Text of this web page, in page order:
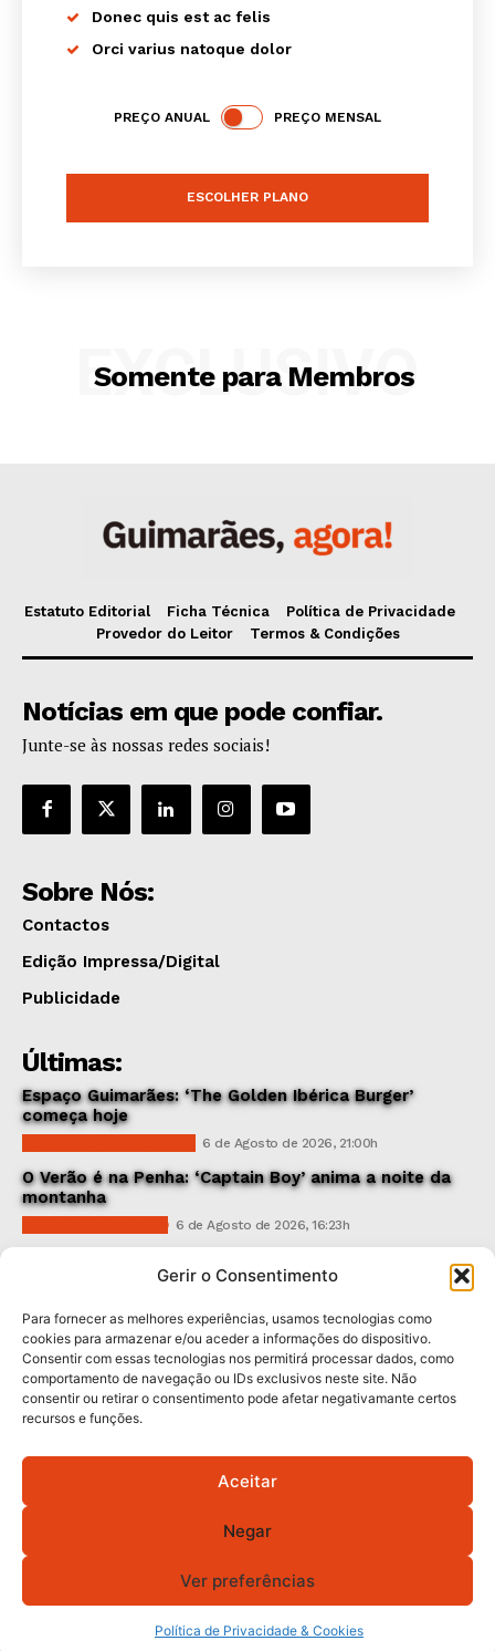
Quero ser Assinante
Gerir o Consentimento
Para fornecer as melhores experiências, usamos tecnologias como
cookies para armazenar e/ou aceder a informações do dispositivo.
Consentir com essas tecnologias nos permitirá processar dados, como
comportamento de navegação ou IDs exclusivos neste site. Não
consentir ou retirar o consentimento pode afetar negativamante certos
recursos e funções.
Aceitar
Negar
Ver preferências
Política de Privacidade & Cookies
Donec quis est ac felis
Orci varius natoque dolor
PREÇO ANUAL PREÇO MENSAL
ESCOLHER PLANO
Somente para Membros
EXCLUSIVO
Estatuto Editorial Ficha Técnica
Política de Privacidade
Provedor do Leitor
Termos & Condições
Notícias em que pode confiar.
Junte-se às nossas redes sociais!
Sobre Nós:
Contactos
Edição Impressa/Digital
Publicidade
Últimas:
Espaço Guimarães: ‘The Golden Ibérica Burger’
começa hoje
6 de Agosto de 2026, 21:00h
O Verão é na Penha: ‘Captain Boy’ anima a noite da
montanha
6 de Agosto de 2026, 16:23h
900 anos: “Nada do que vinha de trás foi colocado
em causa”, garante Ricardo Araújo
Subscreva Newsletter:
QUERO ADERIR
Política de Privacidade
© 2026 GA! Todos os direitos reservados.